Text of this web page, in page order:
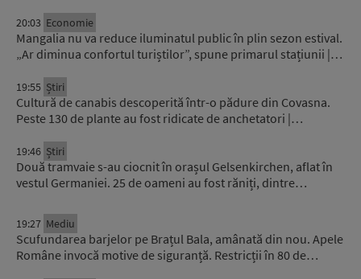
20:03 Economie
Mangalia nu va reduce iluminatul public în plin sezon estival.
„Ar diminua confortul turiștilor”, spune primarul stațiunii |…
19:55 Știri
Cultură de canabis descoperită într-o pădure din Covasna.
Peste 130 de plante au fost ridicate de anchetatori |…
19:46 Știri
Două tramvaie s-au ciocnit în orașul Gelsenkirchen, aflat în
vestul Germaniei. 25 de oameni au fost răniți, dintre…
19:27 Mediu
Scufundarea barjelor pe Brațul Bala, amânată din nou. Apele
Române invocă motive de siguranță. Restricții în 80 de…